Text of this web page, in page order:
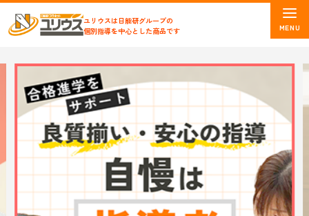
ユリウスは日能研グループの
個別指導を中心とした商品です